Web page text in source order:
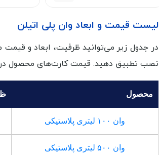
لیست قیمت و ابعاد وان پلی اتیلن
در جدول زیر می‌توانید ظرفیت، ابعاد و
نصب تطبیق دهید. قیمت کارت‌های محصول
محصول
وان ۱۰۰ لیتری پلاستیکی
وان ۵۰۰ لیتری پلاستیکی